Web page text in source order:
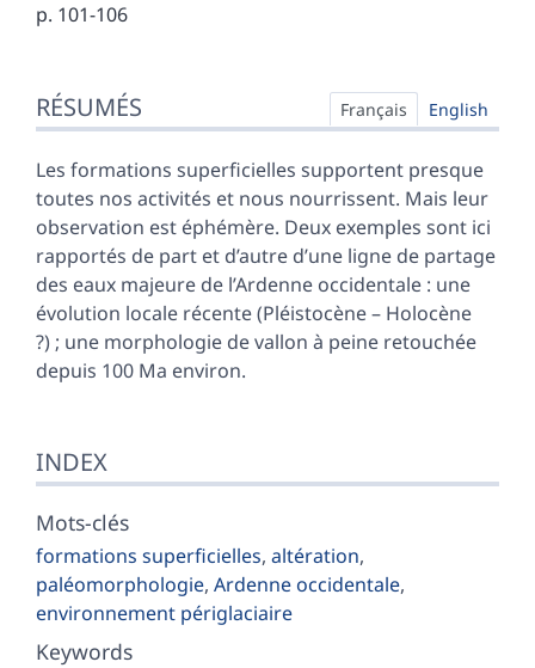
p. 101-106
Index
Plan
Texte
Bibliographie
Annexe
Illustrations
Citer cet article
Auteur
RÉSUMÉS Français English
Les formations superficielles supportent presque
toutes nos activités et nous nourrissent. Mais leur
observation est éphémère. Deux exemples sont ici
rapportés de part et d’autre d’une ligne de partage
des eaux majeure de l’Ardenne occidentale : une
évolution locale récente (Pléistocène – Holocène
?) ; une morphologie de vallon à peine retouchée
depuis 100 Ma environ.
INDEX
Mots-clés
formations superficielles, altération,
paléomorphologie, Ardenne occidentale,
environnement périglaciaire
Keywords